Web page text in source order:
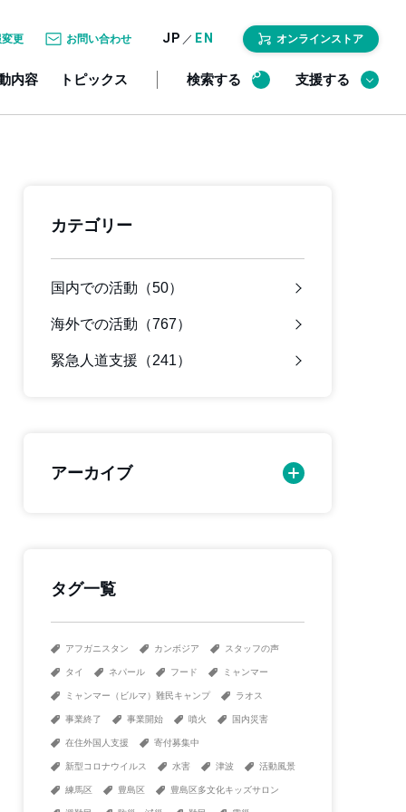
更 お問い合わせ JP ／ EN オンラインストア
内容 トピックス 検索する 支援する
カテゴリー
国内での活動（50）
海外での活動（767）
緊急人道支援（241）
アーカイブ
タグ一覧
アフガニスタン カンボジア スタッフの声
タイ ネパール フード ミャンマー
ミャンマー（ビルマ）難民キャンプ ラオス
事業終了 事業開始 噴火 国内災害
在住外国人支援 寄付募集中
新型コロナウイルス 水害 津波 活動風景
練馬区 豊島区 豊島区多文化キッズサロン